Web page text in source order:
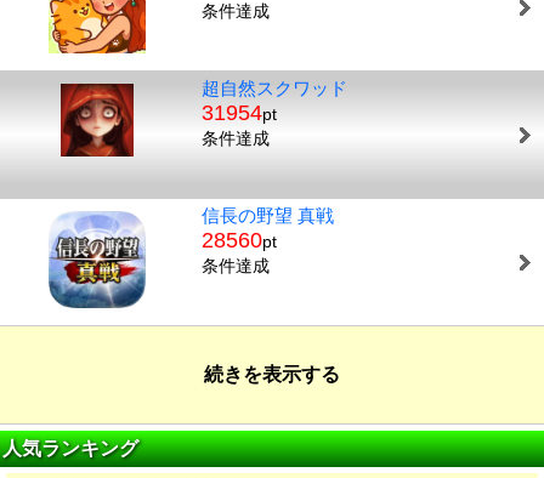
条件達成
超自然スクワッド
31954pt
条件達成
信長の野望 真戦
28560pt
条件達成
続きを表示する
人気ランキング